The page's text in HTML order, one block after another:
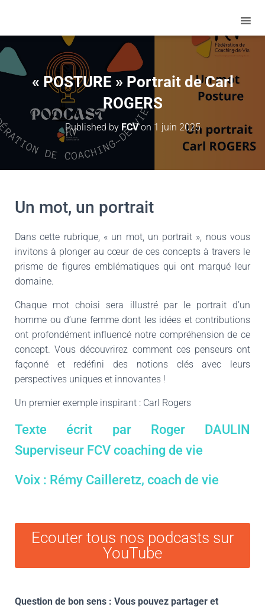
« POSTURE » Portrait de Carl
ROGERS
Published by FCVon 1 juin 2025
Un mot, un portrait
Dans cette rubrique, « un mot, un portrait », nous vous
invitons à plonger au cœur de ces concepts à travers le
prisme de figures emblématiques qui ont marqué leur
domaine.
Chaque mot choisi sera illustré par le portrait d’un
homme ou d’une femme dont les idées et contributions
ont profondément influencé notre compréhension de ce
concept. Vous découvrirez comment ces penseurs ont
façonné et redéfini des notions clés avec leurs
perspectives uniques et innovantes !
Un premier exemple inspirant : Carl Rogers
Texte écrit par Roger DAULIN
Superviseur FCV coaching de vie
Voix : Rémy Cailleretz, coach de vie
Ecouter tous nos podcasts sur
YouTube
Question de bon sens : Vous pouvez partager et